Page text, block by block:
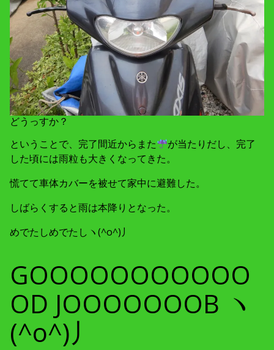
どうっすか？
ということで、完了間近からまた
が当たりだし、完了
した頃には雨粒も大きくなってきた。
慌てて車体カバーを被せて家中に避難した。
しばらくすると雨は本降りとなった。
めでたしめでたしヽ(^o^)丿
GOOOOOOOOOOO
OD JOOOOOOOB ヽ
(^o^)丿